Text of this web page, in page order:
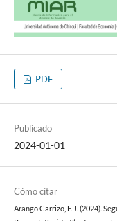
PDF
Publicado
2024-01-01
Cómo citar
Arango Carrizo, F. J. (2024).